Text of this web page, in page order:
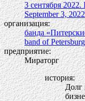
3 сентября
September 3,
организация:
банда
band of Petersburg
предприятие:
Мираторг
история:
Долг